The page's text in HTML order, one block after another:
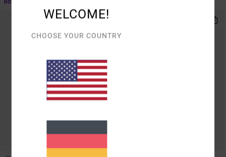
DOPPELTER RABATT EXTRA 25 %
WELCOME!
CHOOSE YOUR COUNTRY